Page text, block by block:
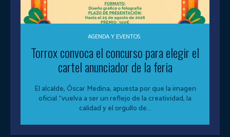
AGENDA Y EVENTOS
Torrox convoca el concurso para elegir el
cartel anunciador de la feria
El alcalde, Óscar Medina, apuesta por que la imagen
oficial “vuelva a ser un reflejo de la creatividad, la
calidad y el orgullo de...